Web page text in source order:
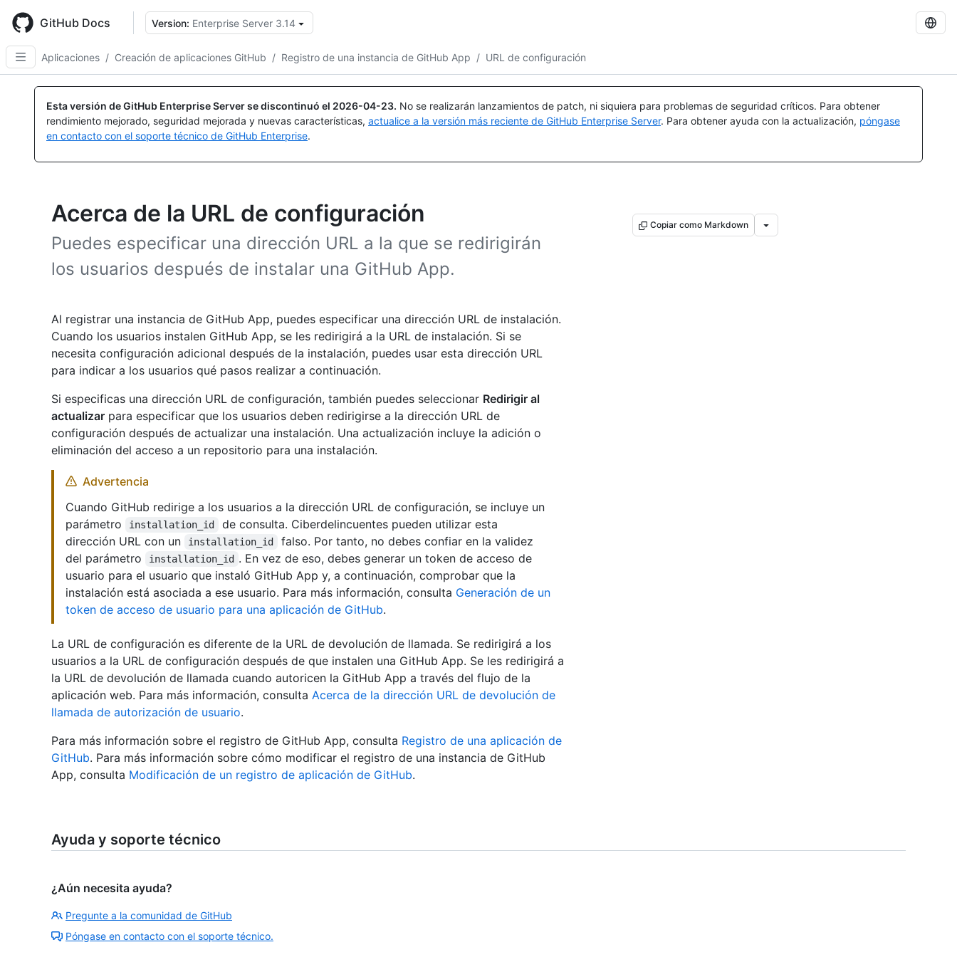
main
content
GitHub Docs Version: Enterprise Server 3.14
Aplicaciones / Creación de aplicaciones GitHub / Registro de una instancia de GitHub App / URL de configuración
Esta versión de GitHub Enterprise Server se discontinuó el 2026-04-23. No se realizarán lanzamientos de patch, ni siquiera para problemas de seguridad críticos. Para obtener
rendimiento mejorado, seguridad mejorada y nuevas características, actualice a la versión más reciente de GitHub Enterprise Server. Para obtener ayuda con la actualización, póngase
en contacto con el soporte técnico de GitHub Enterprise.
Acerca de la URL de configuración
Puedes especificar una dirección URL a la que se redirigirán
los usuarios después de instalar una GitHub App.
Copiar como Markdown
Al registrar una instancia de GitHub App, puedes especificar una dirección URL de instalación.
Cuando los usuarios instalen GitHub App, se les redirigirá a la URL de instalación. Si se
necesita configuración adicional después de la instalación, puedes usar esta dirección URL
para indicar a los usuarios qué pasos realizar a continuación.
Si especificas una dirección URL de configuración, también puedes seleccionar Redirigir al
actualizar para especificar que los usuarios deben redirigirse a la dirección URL de
configuración después de actualizar una instalación. Una actualización incluye la adición o
eliminación del acceso a un repositorio para una instalación.
Advertencia
Cuando GitHub redirige a los usuarios a la dirección URL de configuración, se incluye un
parámetro
installation_id
de consulta. Ciberdelincuentes pueden utilizar esta
dirección URL con un
installation_id
falso. Por tanto, no debes confiar en la validez
del parámetro
installation_id . En vez de eso, debes generar un token de acceso de
usuario para el usuario que instaló GitHub App y, a continuación, comprobar que la
instalación está asociada a ese usuario. Para más información, consulta Generación de un
token de acceso de usuario para una aplicación de GitHub.
La URL de configuración es diferente de la URL de devolución de llamada. Se redirigirá a los
usuarios a la URL de configuración después de que instalen una GitHub App. Se les redirigirá a
la URL de devolución de llamada cuando autoricen la GitHub App a través del flujo de la
aplicación web. Para más información, consulta Acerca de la dirección URL de devolución de
llamada de autorización de usuario.
Para más información sobre el registro de GitHub App, consulta Registro de una aplicación de
GitHub. Para más información sobre cómo modificar el registro de una instancia de GitHub
App, consulta Modificación de un registro de aplicación de GitHub.
Ayuda y soporte técnico
¿Aún necesita ayuda?
Pregunte a la comunidad de GitHub
Póngase en contacto con el soporte técnico.